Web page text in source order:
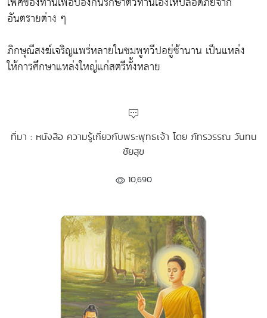
อันตรายต่าง ๆ
ภิกษุณีสงฆ์เจริญแพร่หลายในชมพูทวีปอยู่ช้านาน เป็นแหล่ง
ให้การศึกษาแหล่งใหญ่แก่สตรีทั้งหลาย
ที่มา : หนังสือ ความรู้เกี่ยวกับพระพุทธเจ้า โดย ภัทรวรรณ วันทน
ชัยสุข
10,690